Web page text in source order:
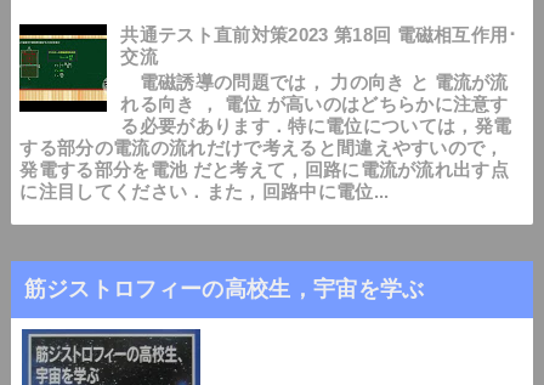
共通テスト直前対策2023 第18回 電磁相互作用･
交流
電磁誘導の問題では， 力の向き と 電流が流
れる向き ， 電位 が高いのはどちらかに注意す
る必要があります．特に電位については，発電
する部分の電流の流れだけで考えると間違えやすいので，
発電する部分を電池 だと考えて，回路に電流が流れ出す点
に注目してください．また，回路中に電位...
筋ジストロフィーの高校生，宇宙を学ぶ